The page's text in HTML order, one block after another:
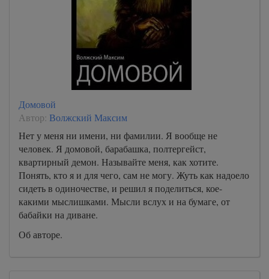
Домовой
Автор: Волжский Максим
Нет у меня ни имени, ни фамилии. Я вообще не
человек. Я домовой, барабашка, полтергейст,
квартирный демон. Называйте меня, как хотите.
Понять, кто я и для чего, сам не могу. Жуть как надоело
сидеть в одиночестве, и решил я поделиться, кое-
какими мыслишками. Мысли вслух и на бумаге, от
бабайки на диване.
Об авторе.